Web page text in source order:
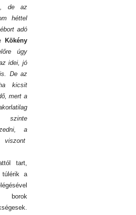
de az
héttel
adó
Kökény
úgy
idei, jó
De az
kicsit
mert a
szinte
a
viszont
tart,
túlérik a